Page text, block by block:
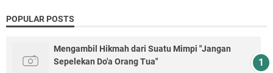
POPULAR POSTS
Mengambil Hikmah dari Suatu Mimpi "Jangan
Sepelekan Do'a Orang Tua"